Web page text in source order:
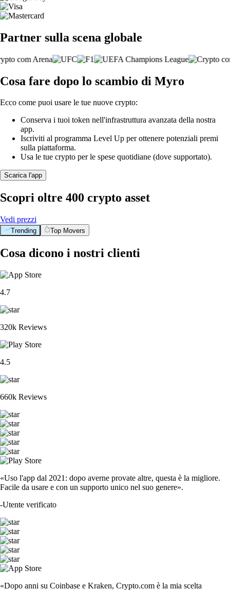
Partner sulla scena globale
Cosa fare dopo lo scambio di Myro
Ecco come puoi usare le tue nuove crypto:
Conserva i tuoi token nell'infrastruttura avanzata della nostra
app.
Iscriviti al programma Level Up per ottenere potenziali premi
sulla piattaforma.
Usa le tue crypto per le spese quotidiane (dove supportato).
Scarica l'app
Scopri oltre 400 crypto asset
Vedi prezzi
Trending Top Movers
Cosa dicono i nostri clienti
4.7
320k Reviews
4.5
660k Reviews
«Uso l'app dal 2021: dopo averne provate altre, questa è la migliore.
Facile da usare e con un supporto unico nel suo genere».
-Utente verificato
«Dopo anni su Coinbase e Kraken, Crypto.com è la mia scelta